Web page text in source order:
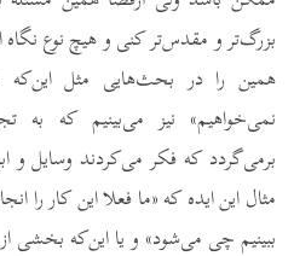
بزرگ‌تر و مقدس‌تر کنی و هیچ نوع نگاه
همین را در بحث‌هایی مثل این‌که
نمی‌خواهیم» نیز می‌بینیم که
برمی‌گردد که فکر می‌کردند وسایل و
مثال این ایده که «ما فعلا این کار را
ببینیم چی می‌شود» و یا این‌که